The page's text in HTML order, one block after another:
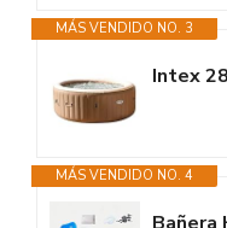
MÁS VENDIDO NO. 3
MÁS VENDIDO NO. 4